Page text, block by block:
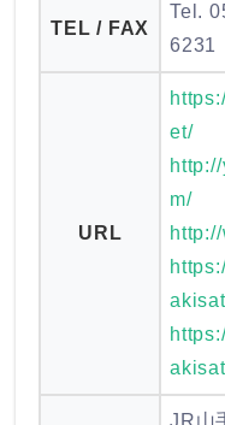
TEL / FAX
Tel.
6231
URL
et/
m/